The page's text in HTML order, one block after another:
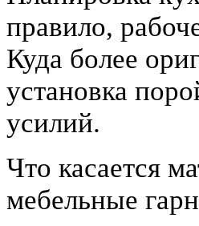
правило,
Куда более
установка
усилий.
Что касается
мебельные